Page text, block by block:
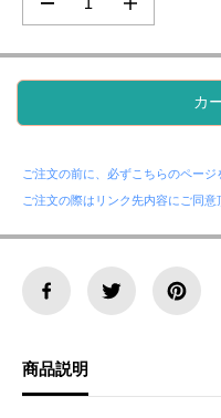
数
量
す
満
月
～
満
の
周
期
程
・
の
数
量
す
満
月
～
満
の
周
期
カ
ご注文の前に、必ずこちらのページ
ご注文の際はリンク先内容にご同意
商品説明